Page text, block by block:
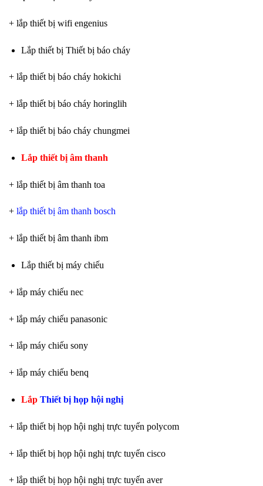
+ lắp thiết bị wifi engenius
Lắp thiết bị Thiết bị báo cháy
+ lắp thiết bị báo cháy hokichi
+ lắp thiết bị báo cháy horinglih
+ lắp thiết bị báo cháy chungmei
Lắp thiết bị âm thanh
+ lắp thiết bị âm thanh toa
+ lắp thiết bị âm thanh bosch
+ lắp thiết bị âm thanh ibm
Lắp thiết bị máy chiếu
+ lắp máy chiếu nec
+ lắp máy chiếu panasonic
+ lắp máy chiếu sony
+ lắp máy chiếu benq
Lắp Thiết bị họp hội nghị
+ lắp thiết bị họp hội nghị trực tuyến polycom
+ lắp thiết bị họp hội nghị trực tuyến cisco
+ lắp thiết bị họp hội nghị trực tuyến aver